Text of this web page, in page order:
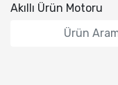
Akıllı Ürün Motoru